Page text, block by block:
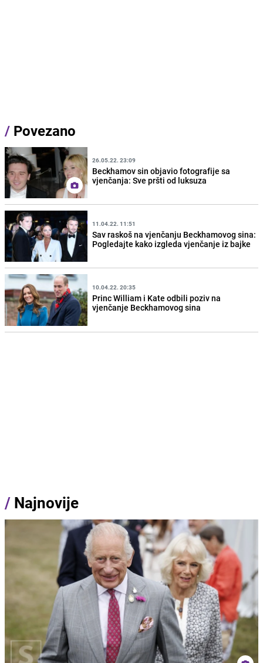
/ Povezano
26.05.22. 23:09
Beckhamov sin objavio fotografije sa
vjenčanja: Sve pršti od luksuza
11.04.22. 11:51
Sav raskoš na vjenčanju Beckhamovog sina:
Pogledajte kako izgleda vjenčanje iz bajke
10.04.22. 20:35
Princ William i Kate odbili poziv na
vjenčanje Beckhamovog sina
/ Najnovije